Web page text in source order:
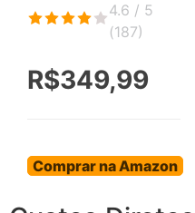
4.6 / 5
(187)
R$349,99
Comprar na Amazon